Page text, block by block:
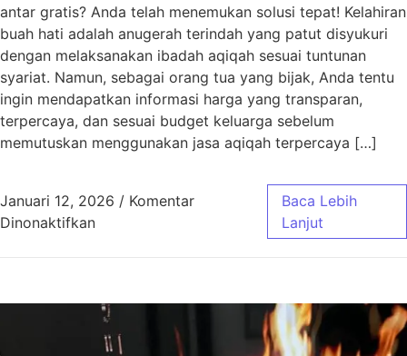
antar gratis? Anda telah menemukan solusi tepat! Kelahiran
buah hati adalah anugerah terindah yang patut disyukuri
dengan melaksanakan ibadah aqiqah sesuai tuntunan
syariat. Namun, sebagai orang tua yang bijak, Anda tentu
ingin mendapatkan informasi harga yang transparan,
terpercaya, dan sesuai budget keluarga sebelum
memutuskan menggunakan jasa aqiqah terpercaya […]
Januari 12, 2026 / Komentar
Dinonaktifkanpada Harga Aqiqah Bandung, Antar Gratis!
Baca Lebih
Lanjut